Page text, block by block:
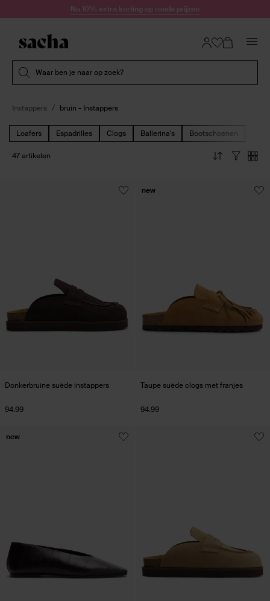
Doorgaan naar artikelNu 10% extra korting op ronde prijzen
Waar ben je naar op zoek?
Instappers bruin - Instappers
Loafers Espadrilles Clogs Ballerina's Bootschoenen
47 artikelen
Donkerbruine suède instappers
94.99
Taupe suède clogs met franjes
94.99
new
new